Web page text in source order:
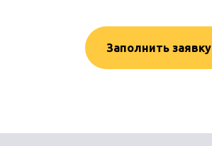
Заполнить заявку